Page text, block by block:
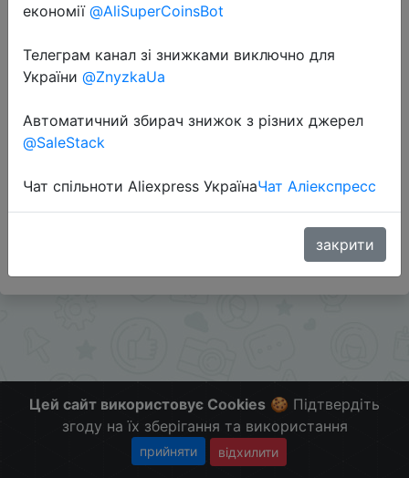
Промокод:
Слідкуйте за знижками на мобільному, в телеграм
Цей сайт використовує Cookies 🍪 Підтвердіть
згоду на їх зберігання та використання
прийняти відхилити
економії @AliSuperCoinsBot
Телеграм канал зі знижками виключно для
України @ZnyzkaUa
Автоматичний збирач знижок з різних джерел
@SaleStack
Чат спільноти Aliexpress УкраїнаЧат Аліекспресс
закрити